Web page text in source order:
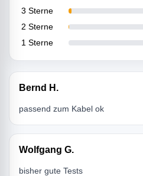
3 Sterne
2 Sterne
1 Sterne
Bernd H.
passend zum Kabel ok
Wolfgang G.
bisher gute Tests